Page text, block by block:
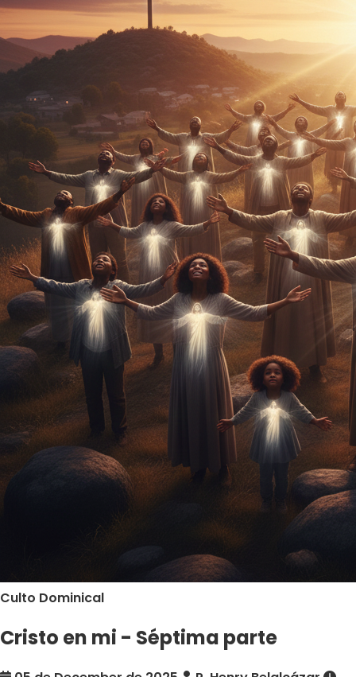
Culto Dominical
Cristo en mi - Séptima parte